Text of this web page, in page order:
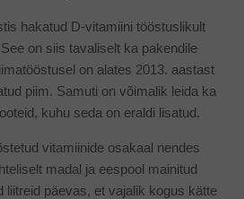
hakatud D-vitamiini tööstuslikult
on siis tavaliselt ka pakendile
on alates 2013. aastast
piim. Samuti on võimalik leida ka
kuhu seda on eraldi lisatud.
vitamiinide osakaal nendes
madal ja eespool mainitud
liitreid päevas, et vajalik kogus kätte